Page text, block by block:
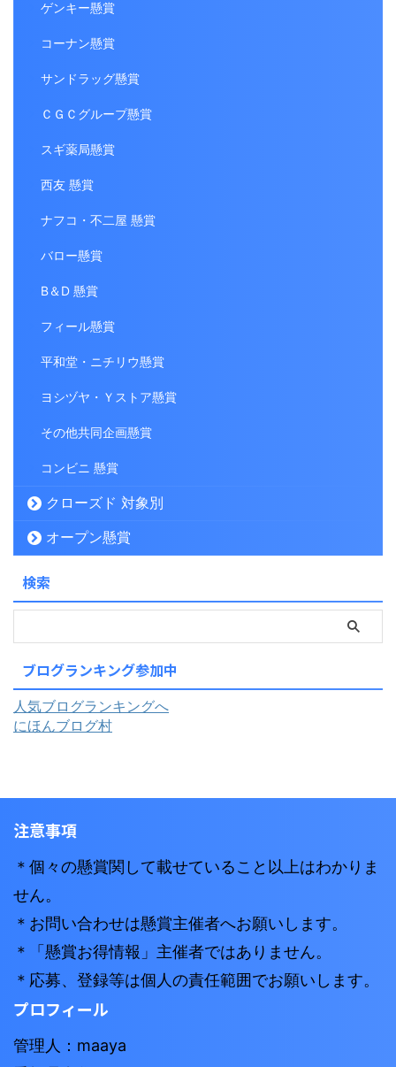
ゲンキー懸賞
コーナン懸賞
サンドラッグ懸賞
ＣＧＣグループ懸賞
スギ薬局懸賞
西友 懸賞
ナフコ・不二屋 懸賞
バロー懸賞
B＆D 懸賞
フィール懸賞
平和堂・ニチリウ懸賞
ヨシヅヤ・Ｙストア懸賞
その他共同企画懸賞
コンビニ 懸賞
クローズド 対象別
オープン懸賞
検索
ブログランキング参加中
人気ブログランキングへ
にほんブログ村
注意事項
＊個々の懸賞関して載せていること以上はわかりま
せん。
＊お問い合わせは懸賞主催者へお願いします。
＊「懸賞お得情報」主催者ではありません。
＊応募、登録等は個人の責任範囲でお願いします。
プロフィール
管理人：maaya